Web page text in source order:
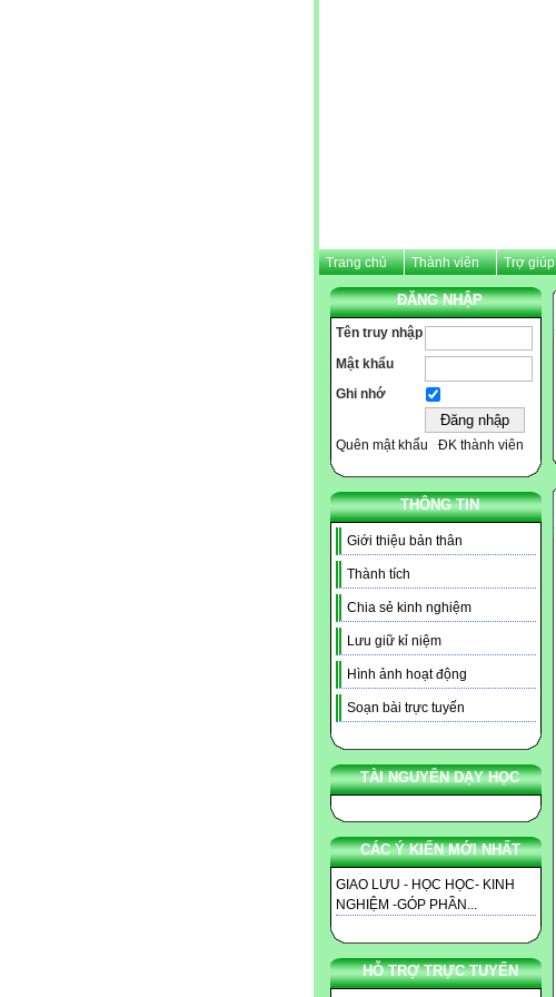
Trang chủ Thành viên Trợ giúp
ĐĂNG NHẬP
Tên truy nhập
Mật khẩu
Ghi nhớ
Quên mật khẩu ĐK thành viên
THÔNG TIN
Giới thiệu bản thân
Thành tích
Chia sẻ kinh nghiệm
Lưu giữ kỉ niệm
Hình ảnh hoạt động
Soạn bài trực tuyến
TÀI NGUYÊN DẠY HỌC
CÁC Ý KIẾN MỚI NHẤT
GIAO LƯU - HỌC HỌC- KINH
NGHIỆM -GÓP PHẦN...
HỖ TRỢ TRỰC TUYẾN